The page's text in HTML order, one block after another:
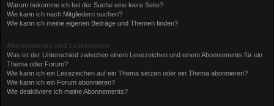
Warum bekomme ich bei der Suche eine leere Seite?
Wie kann ich nach Mitgliedern suchen?
Wie kann ich meine eigenen Beiträge und Themen finden?
Abonnements und Lesezeichen
Was ist der Unterschied zwischen einem Lesezeichen und einem Abonnements für ein
Thema oder Forum?
Wie kann ich ein Lesezeichen auf ein Thema setzen oder ein Thema abonnieren?
Wie kann ich ein Forum abonnieren?
Wie deaktiviere ich meine Abonnements?